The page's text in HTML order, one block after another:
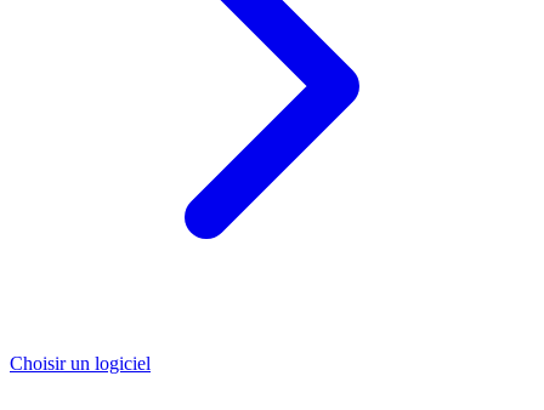
Choisir un logiciel